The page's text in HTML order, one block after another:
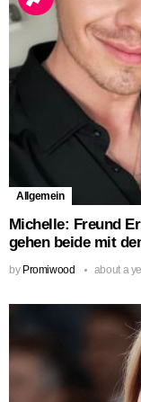
Allgemein
Michelle: Freund
gehen beide mit
by Promiwood about a